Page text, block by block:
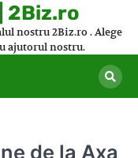
2Biz.ro
nostru 2Biz.ro . Alege
ajutorul nostru.
de la Axa